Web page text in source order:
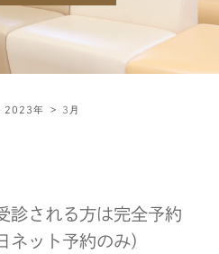
2023年 3 月
診される方は完全予約
ネット予約のみ）